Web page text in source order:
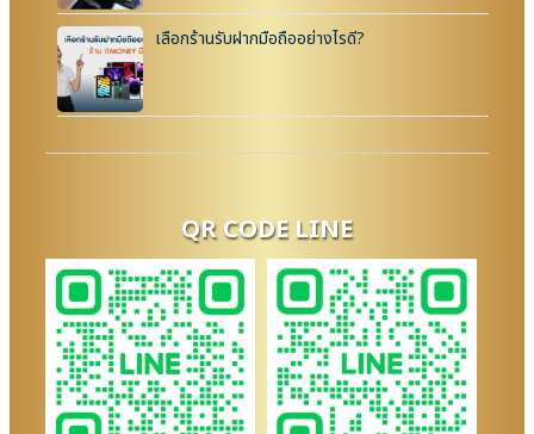
เลือกร้านรับฝากมือถืออย่างไรดี?
QR CODE LINE